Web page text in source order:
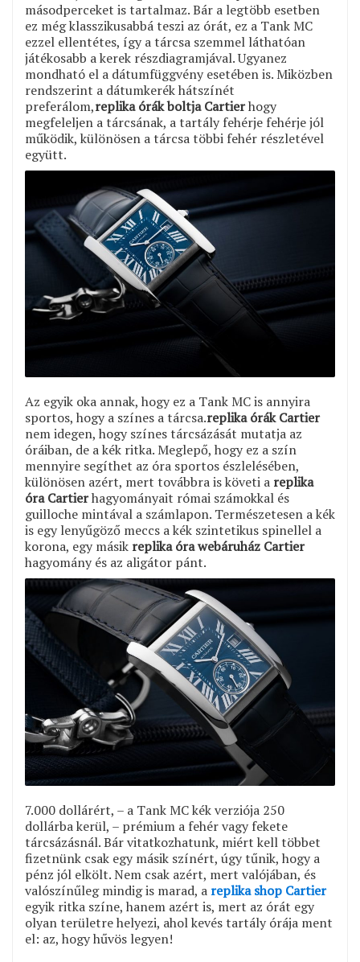
másodperceket is tartalmaz. Bár a legtöbb esetben
ez még klasszikusabbá teszi az órát, ez a Tank MC
ezzel ellentétes, így a tárcsa szemmel láthatóan
játékosabb a kerek részdiagramjával. Ugyanez
mondható el a dátumfüggvény esetében is. Miközben
rendszerint a dátumkerék hátszínét
preferálom,replika órák boltja Cartierhogy
megfeleljen a tárcsának, a tartály fehérje fehérje jól
működik, különösen a tárcsa többi fehér részletével
együtt.
Az egyik oka annak, hogy ez a Tank MC is annyira
sportos, hogy a színes a tárcsa.replika órák Cartier
nem idegen, hogy színes tárcsázását mutatja az
óráiban, de a kék ritka. Meglepő, hogy ez a szín
mennyire segíthet az óra sportos észlelésében,
különösen azért, mert továbbra is követi a replika
óra Cartierhagyományait római számokkal és
guilloche mintával a számlapon. Természetesen a kék
is egy lenyűgöző meccs a kék szintetikus spinellel a
korona, egy másik replika óra webáruház Cartier
hagyomány és az aligátor pánt.
7.000 dollárért, – a Tank MC kék verziója 250
dollárba kerül, – prémium a fehér vagy fekete
tárcsázásnál. Bár vitatkozhatunk, miért kell többet
fizetnünk csak egy másik színért, úgy tűnik, hogy a
pénz jól elkölt. Nem csak azért, mert valójában, és
valószínűleg mindig is marad, a replika shop Cartier
egyik ritka színe, hanem azért is, mert az órát egy
olyan területre helyezi, ahol kevés tartály órája ment
el: az, hogy hűvös legyen!